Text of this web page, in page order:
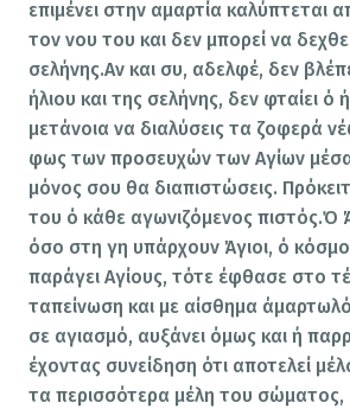
επιμένει στην αμαρτία καλύπτεται
τον νου του και δεν μπορεί να
σελήνης.Αν και συ, αδελφέ, δεν
ήλιου και της σελήνης, δεν φταίει
μετάνοια να διαλύσεις τα ζοφερά
φως των προσευχών των Αγίων μέσα
μόνος σου θα διαπιστώσεις.
του ό κάθε αγωνιζόμενος πιστός.Ό
όσο στη γη υπάρχουν Άγιοι, ό
παράγει Αγίους, τότε έφθασε στο
ταπείνωση και με αίσθημα
σε αγιασμό, αυξάνει όμως και ή
έχοντας συνείδηση ότι αποτελεί
τα περισσότερα μέλη του σώματος,